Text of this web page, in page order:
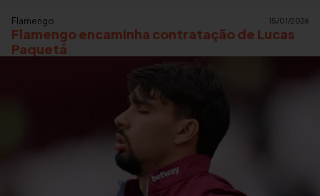
Flamengo 15/01/2026
Flamengo encaminha contratação de Lucas
Paquetá